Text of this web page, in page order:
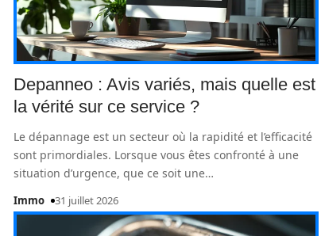
Depanneo : Avis variés, mais quelle est
la vérité sur ce service ?
Le dépannage est un secteur où la rapidité et l’efficacité
sont primordiales. Lorsque vous êtes confronté à une
situation d’urgence, que ce soit une…
Immo 31 juillet 2026